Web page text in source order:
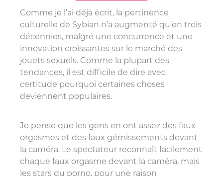
Comme je l’ai déjà écrit, la pertinence
culturelle de Sybian n’a augmenté qu’en trois
décennies, malgré une concurrence et une
innovation croissantes sur le marché des
jouets sexuels. Comme la plupart des
tendances, il est difficile de dire avec
certitude pourquoi certaines choses
deviennent populaires.
Je pense que les gens en ont assez des faux
orgasmes et des faux gémissements devant
la caméra. Le spectateur reconnaît facilement
chaque faux orgasme devant la caméra, mais
les stars du porno, pour une raison